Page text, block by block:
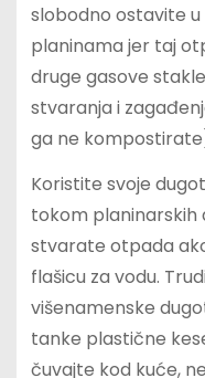
slobodno ostavite
planinama jer taj
druge gasove
stvaranja i
ga ne
Koristite svoje
tokom planinarskih
stvarate otpada
flašicu za vodu.
višenamenske
tanke plastične
čuvajte kod kuće,